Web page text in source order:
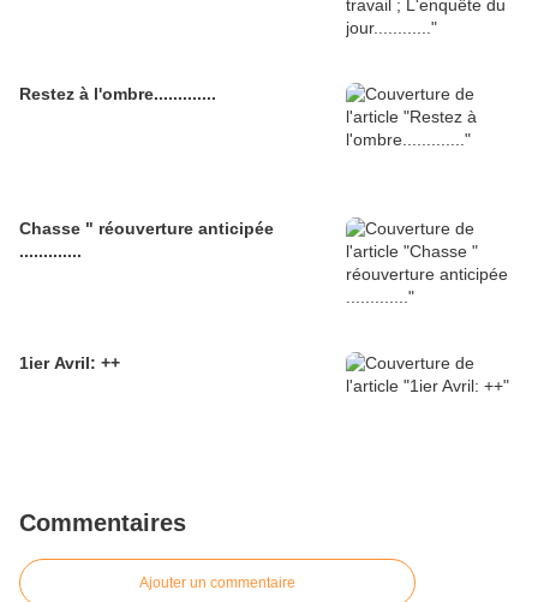
Restez à l'ombre.............
Chasse " réouverture anticipée
.............
1ier Avril: ++
Commentaires
Ajouter un commentaire